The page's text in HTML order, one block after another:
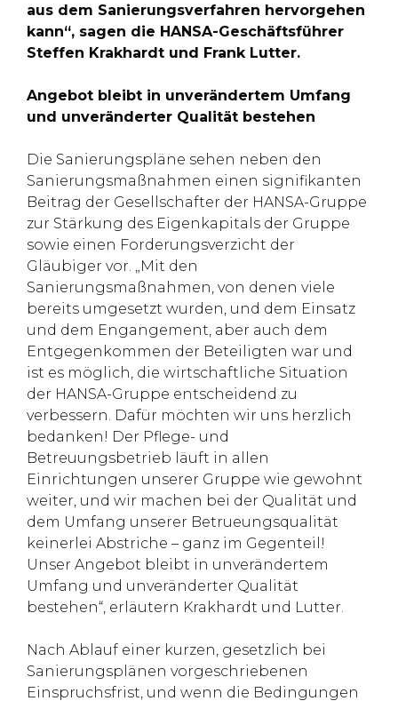
aus dem Sanierungsverfahren hervorgehen
kann“, sagen die HANSA-Geschäftsführer
Steffen Krakhardt und Frank Lutter.
Angebot bleibt in unverändertem Umfang
und unveränderter Qualität bestehen
Die Sanierungspläne sehen neben den
Sanierungsmaßnahmen einen signifikanten
Beitrag der Gesellschafter der HANSA-Gruppe
zur Stärkung des Eigenkapitals der Gruppe
sowie einen Forderungsverzicht der
Gläubiger vor. „Mit den
Sanierungsmaßnahmen, von denen viele
bereits umgesetzt wurden, und dem Einsatz
und dem Engangement, aber auch dem
Entgegenkommen der Beteiligten war und
ist es möglich, die wirtschaftliche Situation
der HANSA-Gruppe entscheidend zu
verbessern. Dafür möchten wir uns herzlich
bedanken! Der Pflege- und
Betreuungsbetrieb läuft in allen
Einrichtungen unserer Gruppe wie gewohnt
weiter, und wir machen bei der Qualität und
dem Umfang unserer Betrueungsqualität
keinerlei Abstriche – ganz im Gegenteil!
Unser Angebot bleibt in unverändertem
Umfang und unveränderter Qualität
bestehen“, erläutern Krakhardt und Lutter.
Nach Ablauf einer kurzen, gesetzlich bei
Sanierungsplänen vorgeschriebenen
Einspruchsfrist, und wenn die Bedingungen